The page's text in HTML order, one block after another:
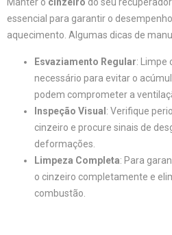
essencial para garantir o
aquecimento. Algumas dicas de
Esvaziamento Regular: Limpe
necessário para evitar o
podem comprometer a
Inspeção Visual : Verifique
cinzeiro e procure sinais de
deformações.
Limpeza Completa: Para
o cinzeiro completamente e
combustão.